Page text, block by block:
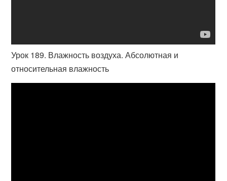
Урок 189. Влажность воздуха. Абсолютная и
относительная влажность